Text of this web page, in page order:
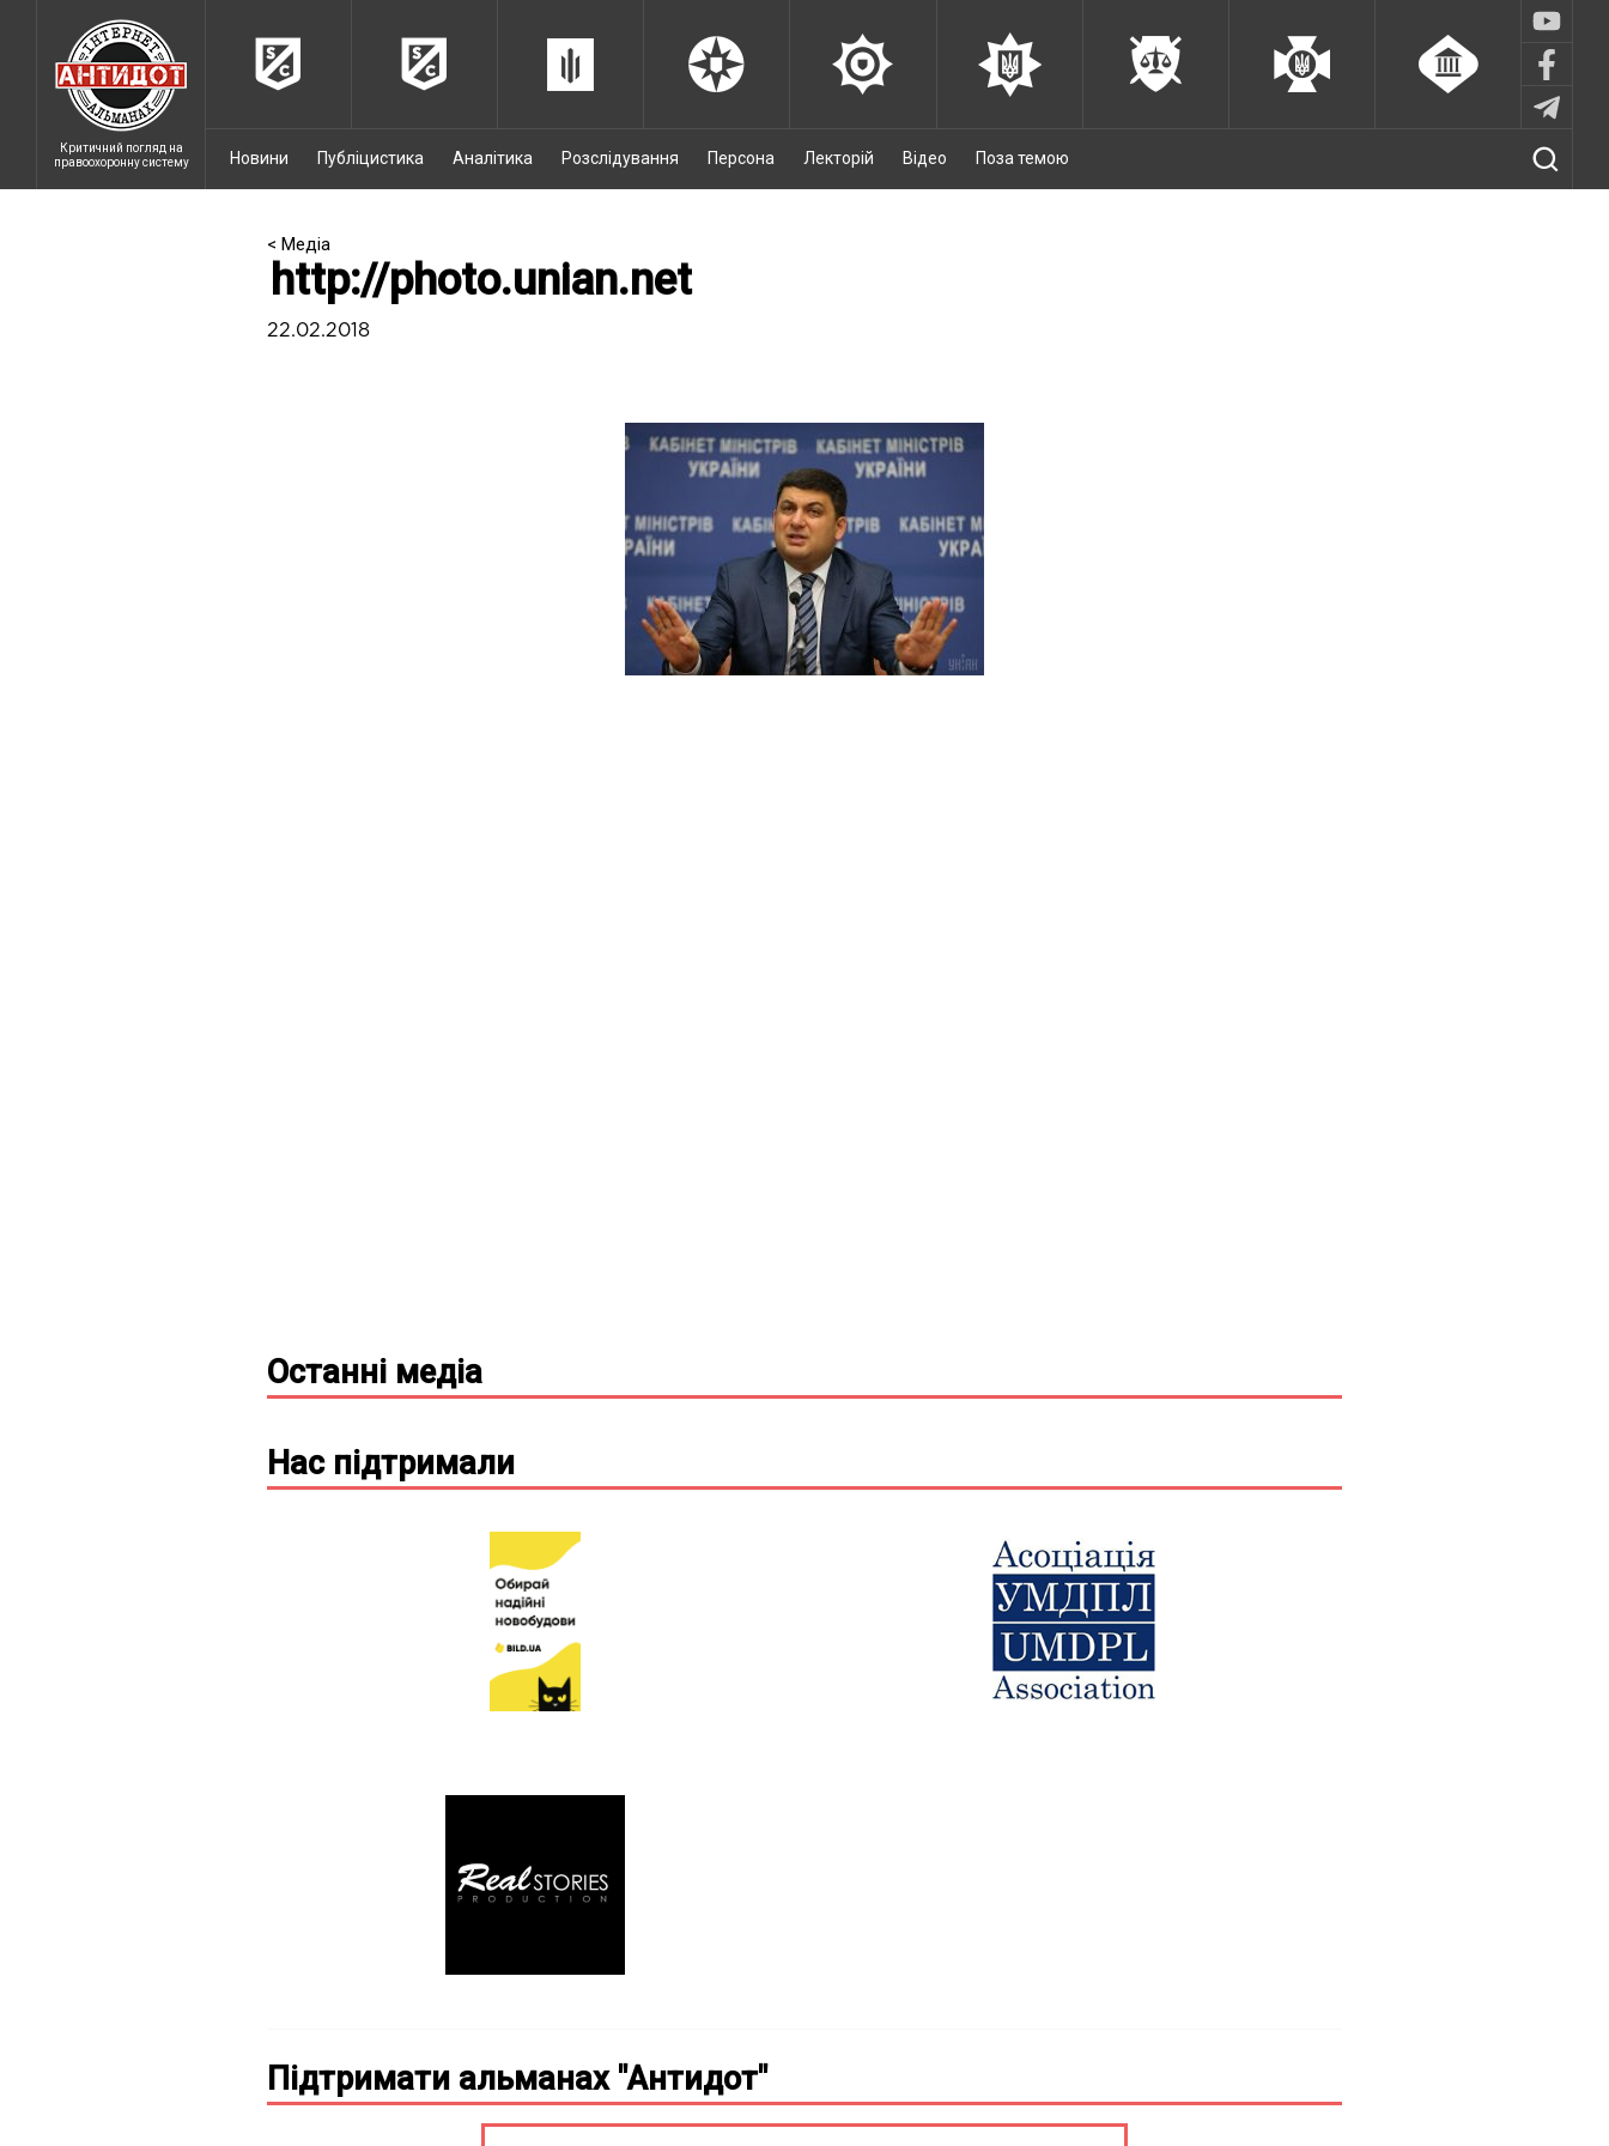
Критичний погляд на
правоохоронну систему
Новини Публіцистика Аналітика Розслідування Персона Лекторій Відео Поза темою
< Медіа
http://photo.unian.net
22.02.2018
Останні медіа
Нас підтримали
Підтримати альманах "Антидот"